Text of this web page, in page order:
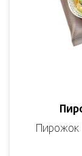
Пирожок